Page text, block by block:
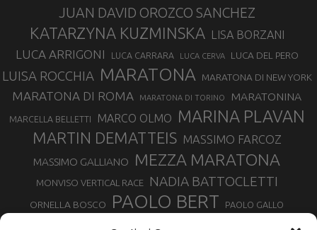
JUAN DAVID OROZCO SANCHEZ
KATARZYNA KUZMINSKA LISA BORZANI
LUCA ARRIGONI LUCA CARRARA LUCA CERVA LUCA DEL PERO
LUISA ROCCHIA MARATONA MARATONA DI NEW YORK
MARATONA DI ROMA MARATONA DI TORINO MARATONINA
MARCELLA BELLETTI MARCO OLMO MARINA PLAVAN
MARTIN DEMATTEIS MASSIMO FARCOZ
MASSIMO GALLIANO MEZZA MARATONA
MONVISO VERTICAL RACE NADIA BATTOCLETTI
ORNELLA BOSCO PAOLO BERT PAOLO GALLO